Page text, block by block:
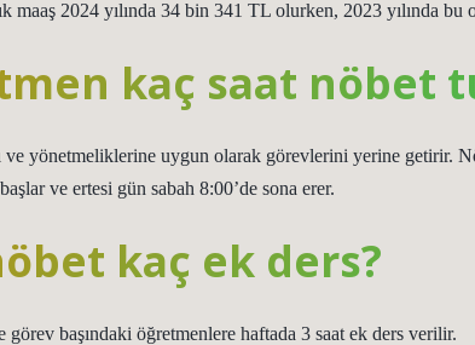
maaş 2024 yılında 34 bin 341 TL olurken, 2023 yılında bu
kaç saat nöbet
yönetmeliklerine uygun olarak görevlerini yerine getirir.
ve ertesi gün sabah 8:00’de sona erer.
kaç ek ders?
görev başındaki öğretmenlere haftada 3 saat ek ders verilir.